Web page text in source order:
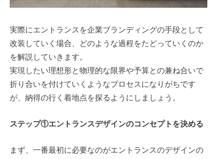
実際にエントランスを企業ブランディングの手段として
改装していく場合、どのような過程をたどっていくのか
を解説していきます。
実現したい理想形と物理的な限界や予算との兼ね合いで
折り合いを付けていくようなプロセスになりがちです
が、納得の行く着地点を探るようにしましょう。
ステップ①エントランスデザインのコンセプトを決める
まず、一番最初に必要なのがエントランスのデザインの